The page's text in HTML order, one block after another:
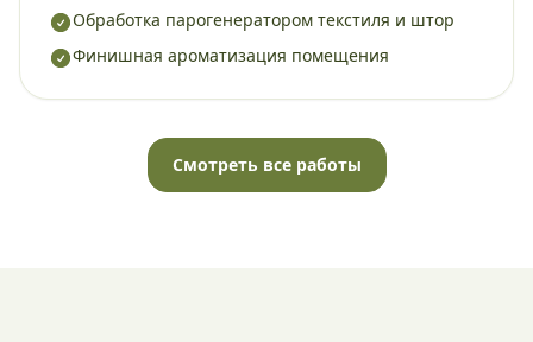
Обработка парогенератором текстиля и штор
Финишная ароматизация помещения
Смотреть все работы